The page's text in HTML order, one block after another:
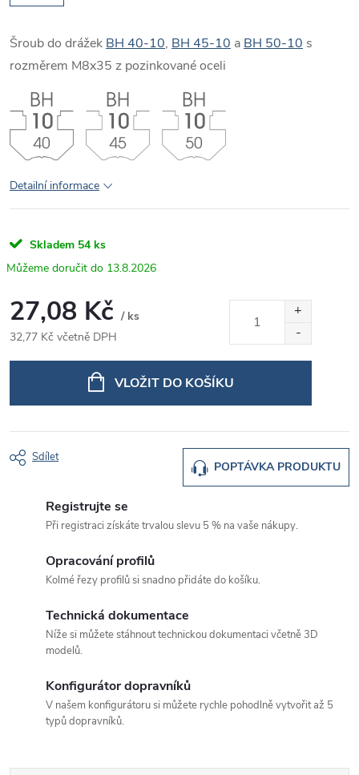
Šroub do drážek BH 40-10, BH 45-10 a BH 50-10 s
rozměrem M8x35 z pozinkované oceli
Detailní informace
Skladem 54 ks
13.8.2026
27,08 Kč / ks
32,77 Kč včetně DPH
VLOŽIT DO KOŠÍKU
POPTÁVKA PRODUKTU
Sdílet
Registrujte se
Při registraci získáte trvalou slevu 5 % na vaše nákupy.
Opracování profilů
Kolmé řezy profilů si snadno přidáte do košíku.
Technická dokumentace
Níže si můžete stáhnout technickou dokumentaci včetně 3D
modelů.
Konfigurátor dopravníků
V našem konfigurátoru si můžete rychle pohodlně vytvořit až 5
typů dopravníků.